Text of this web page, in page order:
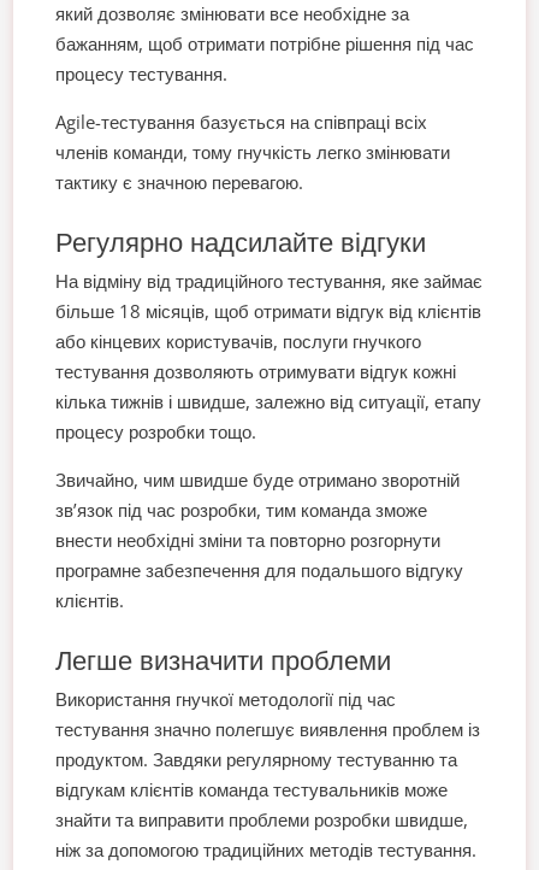
який дозволяє змінювати все необхідне за
бажанням, щоб отримати потрібне рішення під час
процесу тестування.
Agile-тестування базується на співпраці всіх
членів команди, тому гнучкість легко змінювати
тактику є значною перевагою.
Регулярно надсилайте відгуки
На відміну від традиційного тестування, яке займає
більше 18 місяців, щоб отримати відгук від клієнтів
або кінцевих користувачів, послуги гнучкого
тестування дозволяють отримувати відгук кожні
кілька тижнів і швидше, залежно від ситуації, етапу
процесу розробки тощо.
Звичайно, чим швидше буде отримано зворотній
зв’язок під час розробки, тим команда зможе
внести необхідні зміни та повторно розгорнути
програмне забезпечення для подальшого відгуку
клієнтів.
Легше визначити проблеми
Використання гнучкої методології під час
тестування значно полегшує виявлення проблем із
продуктом. Завдяки регулярному тестуванню та
відгукам клієнтів команда тестувальників може
знайти та виправити проблеми розробки швидше,
ніж за допомогою традиційних методів тестування.